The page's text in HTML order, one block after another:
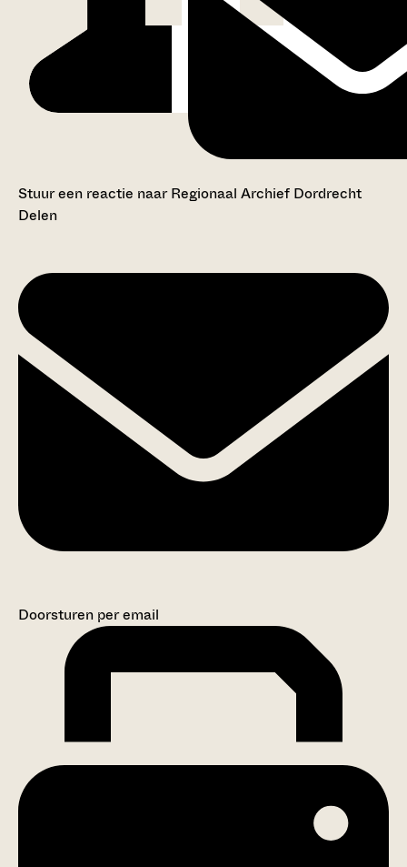
Stuur een reactie naar Regionaal Archief Dordrecht
Delen
Doorsturen per email